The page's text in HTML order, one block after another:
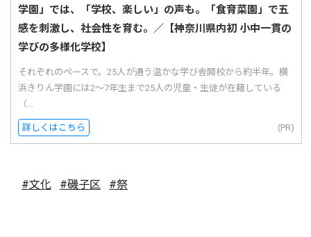
学園」では、「学校、楽しい」の声も。「食育菜園」で五
感を刺激し、社会性を育む。／【神奈川県内初 小中一貫の
学びの多様化学校】
それぞれのペースで。25人が通う温かな学び舎開校から約半年。横
浜きりん学園には2〜7年生まで25人の児童・生徒が在籍している
（...
詳しくはこちら (PR)
#文化 #磯子区 #祭